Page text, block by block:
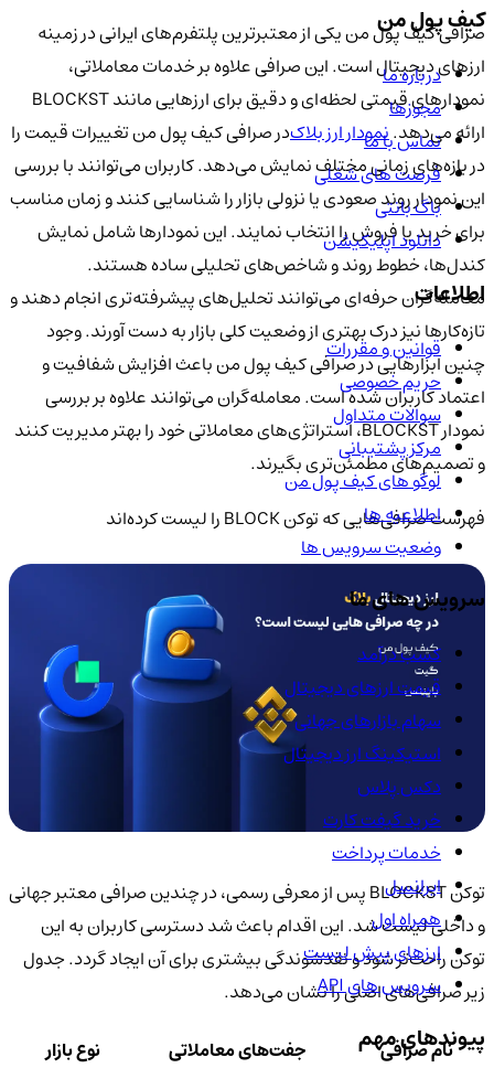
صرافی کیف پول من یکی از معتبرترین پلتفرم‌های ایرانی در زمینه
ارزهای دیجیتال است. این صرافی علاوه بر خدمات معاملاتی،
نمودارهای قیمتی لحظه‌ای و دقیق برای ارزهایی مانند BLOCKST
ارائه می‌دهد.نمودار ارزبلاک‌در صرافی کیف پول من تغییرات قیمت را
در بازه‌های زمانی مختلف نمایش می‌دهد. کاربران می‌توانند با بررسی
این نمودار روند صعودی یا نزولی بازار را شناسایی کنند و زمان مناسب
برای خرید یا فروش را انتخاب نمایند. این نمودارها شامل نمایش
کندل‌ها، خطوط روند و شاخص‌های تحلیلی ساده هستند.
معامله‌گران حرفه‌ای می‌توانند تحلیل‌های پیشرفته‌تری انجام دهند و
تازه‌کارها نیز درک بهتری از وضعیت کلی بازار به دست آورند. وجود
چنین ابزارهایی در صرافی کیف پول من باعث افزایش شفافیت و
اعتماد کاربران شده است. معامله‌گران می‌توانند علاوه بر بررسی
نمودار BLOCKST، استراتژی‌های معاملاتی خود را بهتر مدیریت کنند
و تصمیم‌های مطمئن‌تری بگیرند.
فهرست صرافی‌هایی که توکن BLOCK را لیست کرده‌اند
توکن BLOCKST پس از معرفی رسمی، در چندین صرافی معتبر جهانی
و داخلی لیست شد. این اقدام باعث شد دسترسی کاربران به این
توکن راحت‌تر شود و نقدشوندگی بیشتری برای آن ایجاد گردد. جدول
زیر صرافی‌های اصلی را نشان می‌دهد.
نام صرافی
جفت‌های معاملاتی
نوع بازار
کیف پول من
درباره ما
مجوزها
تماس با ما
فرصت های شغلی
باگ بانتی
دانلود اپلیکیشن
اطلاعات
قوانین و مقررات
حریم خصوصی
سوالات متداول
مرکز پشتیبانی
لوگو های کیف پول من
اطلاعیه ها
وضعیت سرویس ها
سرویس های ما
کسب درآمد
قیمت ارزهای دیجیتال
سهام بازارهای جهانی
استیکینگ ارز دیجیتال
دکس پلاس
خرید گیفت کارت
خدمات پرداخت
ایرانسل
همراه اول
ارزهای پیش لیست
سرویس های API
پیوندهای مهم